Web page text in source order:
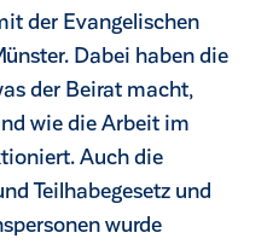
der Evangelischen
Dabei haben die
der Beirat macht,
wie die Arbeit im
Auch die
Teilhabegesetz und
wurde